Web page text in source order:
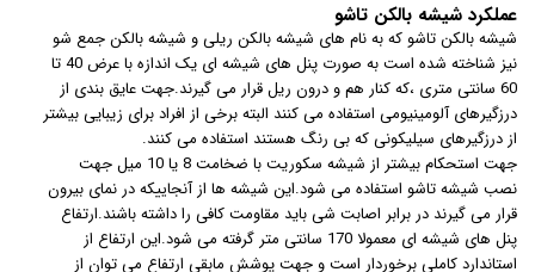
عملکرد شیشه بالکن تاشو
شیشه بالکن تاشو که به نام های شیشه بالکن ریلی و شیشه بالکن جمع شو
نیز شناخته شده است به صورت پنل های شیشه ای یک اندازه با عرض 40 تا
60 سانتی متری ،که کنار هم و درون ریل قرار می گیرند.جهت عایق بندی از
درزگیرهای آلومینیومی استفاده می کنند البته برخی از افراد برای زیبایی بیشتر
از درزگیرهای سیلیکونی که بی رنگ هستند استفاده می کنند.
جهت استحکام بیشتر از شیشه سکوریت با ضخامت 8 یا 10 میل جهت
نصب شیشه تاشو استفاده می شود.این شیشه ها از آنجاییکه در نمای بیرون
قرار می گیرند در برابر اصابت شی باید مقاومت کافی را داشته باشند.ارتفاع
پنل های شیشه ای معمولا 170 سانتی متر گرفته می شود.این ارتفاع از
استاندارد کاملی برخوردار است و جهت پوشش مابقی ارتفاع می توان از